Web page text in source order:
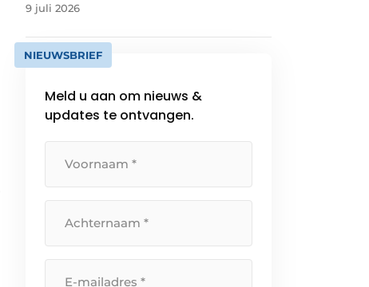
9 juli 2026
NIEUWSBRIEF
Meld u aan om nieuws &
updates te ontvangen.